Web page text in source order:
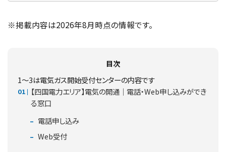
※掲載内容は2026年8月時点の情報です。
目次
1～3は電気ガス開始受付センターの内容です
【四国電力エリア】電気の開通｜電話・Web申し込みができ
る窓口
電話申し込み
Web受付